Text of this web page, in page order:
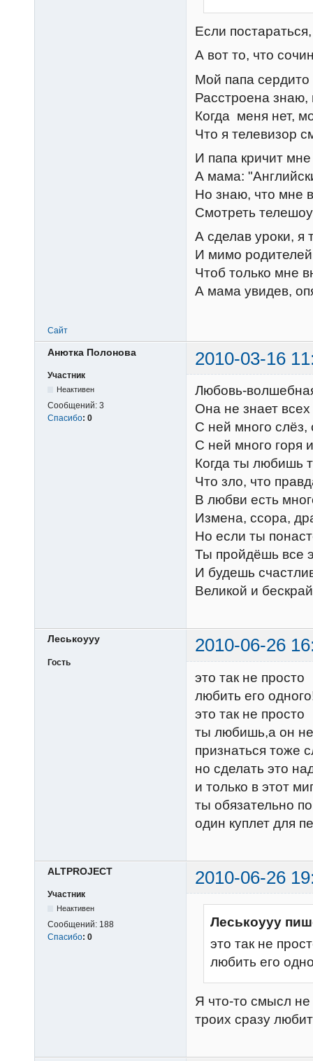
Если
А вот то, что
Мой папа сердито
Расстроена
Когда меня нет,
Что я телевизор
И папа кричит
А мама:
Но знаю, что мне
Смотреть
А сделав уроки, я
И мимо
Чтоб только мне
А мама увидев,
Сайт
Анютка Полонова 2010-03-16
Участник
Неактивен
Сообщений: 3
Спасибо: 0
Любовь-
Она не знает всех
С ней много слёз,
С ней много горя
Когда ты любишь
Что зло, что
В любви есть
Измена, ссора,
Но если ты
Ты пройдёшь все
И будешь
Великой и
Леськоууу 2010-06-26
Гость
это так не просто
любить его
это так не просто
ты любишь,а он
признаться тоже
но сделать это
и только в этот
ты обязательно
один куплет для
ALTPROJECT 2010-06-26
Участник
Неактивен
Сообщений: 188
Спасибо: 0
Леськоууу
это так не
любить его
Я что-то смысл не
троих сразу